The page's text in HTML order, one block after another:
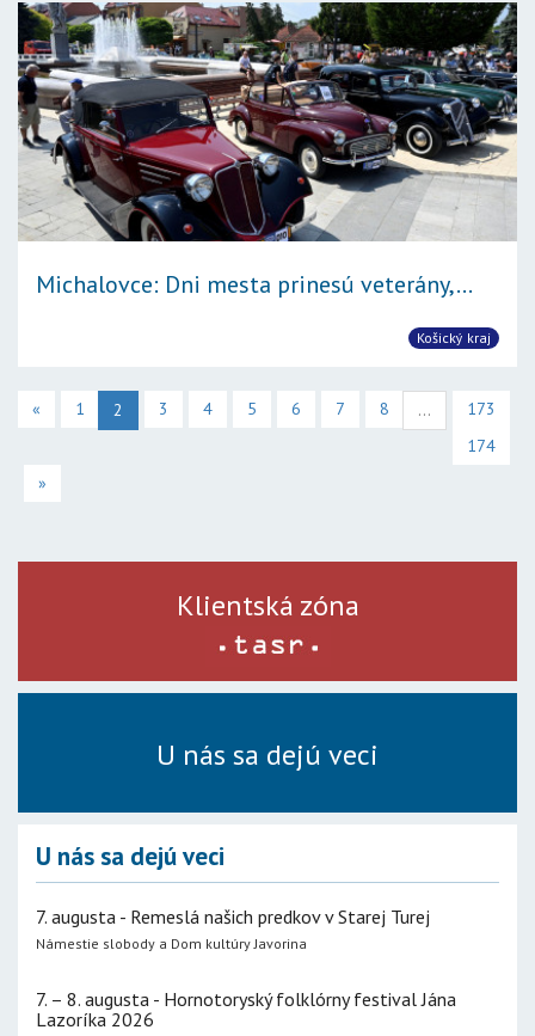
Michalovce: Dni mesta prinesú veterány,...
Košický kraj
« 1 2 3 4 5 6 7 8 ...
173
174
»
Klientská zóna
U nás sa dejú veci
U nás sa dejú veci
7. augusta - Remeslá našich predkov v Starej Turej
Námestie slobody a Dom kultúry Javorina
7. – 8. augusta - Hornotoryský folklórny festival Jána
Lazoríka 2026